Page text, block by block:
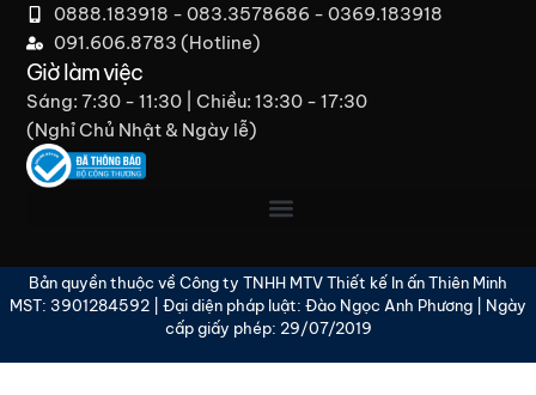
0888.183918 - 083.3578686 - 0369.183918
091.606.8783 (Hotline)
Giờ làm việc
Sáng: 7:30 - 11:30 | Chiều: 13:30 - 17:30
(Nghỉ Chủ Nhật & Ngày lễ)​
Bản quyền thuộc về Công ty TNHH MTV Thiết kế In ấn Thiên Minh
MST: 3901284592 | Đại diện pháp luật: Đào Ngọc Anh Phương | Ngày
cấp giấy phép: 29/07/2019